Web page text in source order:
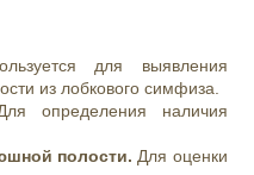
для выявления
из лобкового симфиза.
определения наличия
полости. Для оценки